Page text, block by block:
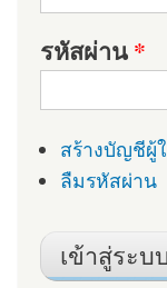
รหัสผ่าน*
สร้างบัญชีผู้
ลืมรหัสผ่าน